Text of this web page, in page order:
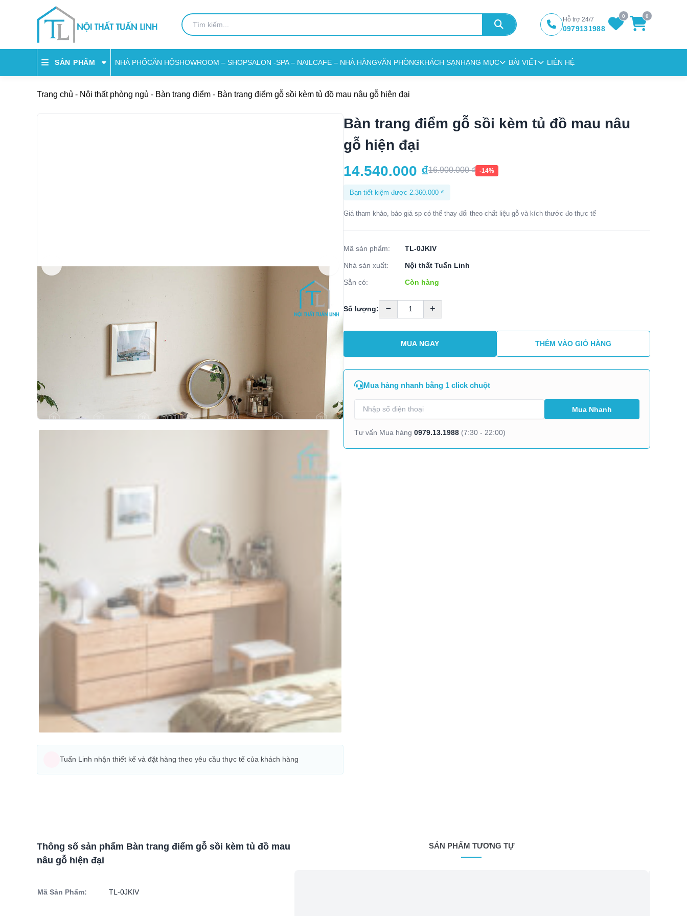
Hỗ trợ 24/7
0979131988
0 0
SẢN PHẨM NHÀ PHỐCĂN HỘSHOWROOM – SHOPSALON -SPA – NAIL CAFE – NHÀ HÀNGVĂN PHÒNGKHÁCH SẠNHẠNG MỤC BÀI VIẾT LIÊN HỆ
Trang chủ - Nội thất phòng ngủ - Bàn trang điểm - Bàn trang điểm gỗ sồi kèm tủ đồ mau nâu gỗ hiện đại
Tuấn Linh nhận thiết kế và đặt hàng theo yêu cầu thực tế của khách hàng
Bàn trang điểm gỗ sồi kèm tủ đồ mau nâu
gỗ hiện đại
14.540.000 ₫16.900.000₫ -14%
Bạn tiết kiệm được 2.360.000 ₫
Giá tham khảo, báo giá sp có thể thay đổi theo chất liệu gỗ và kích thước đo thực tế
Mã sản phẩm: TL-0JKIV
Nhà sản xuất: Nội thất Tuấn Linh
Sẵn có: Còn hàng
Số lượng:
MUA NGAY THÊM VÀO GIỎ HÀNG
Mua hàng nhanh bằng 1 click chuột
Tư vấn Mua hàng 0979.13.1988 (7:30 - 22:00)
Thông số sản phẩm Bàn trang điểm gỗ sồi kèm tủ đồ mau
nâu gỗ hiện đại
Mã Sản Phẩm: TL-0JKIV
SẢN PHẨM TƯƠNG TỰ